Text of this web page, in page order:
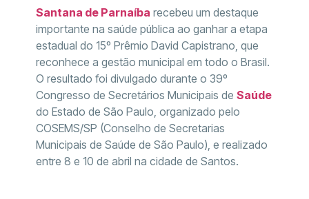
Santana de Parnaíba recebeu um destaque
importante na saúde pública ao ganhar a etapa
estadual do 15º Prêmio David Capistrano, que
reconhece a gestão municipal em todo o Brasil.
O resultado foi divulgado durante o 39º
Congresso de Secretários Municipais de Saúde
do Estado de São Paulo, organizado pelo
COSEMS/SP (Conselho de Secretarias
Municipais de Saúde de São Paulo), e realizado
entre 8 e 10 de abril na cidade de Santos.